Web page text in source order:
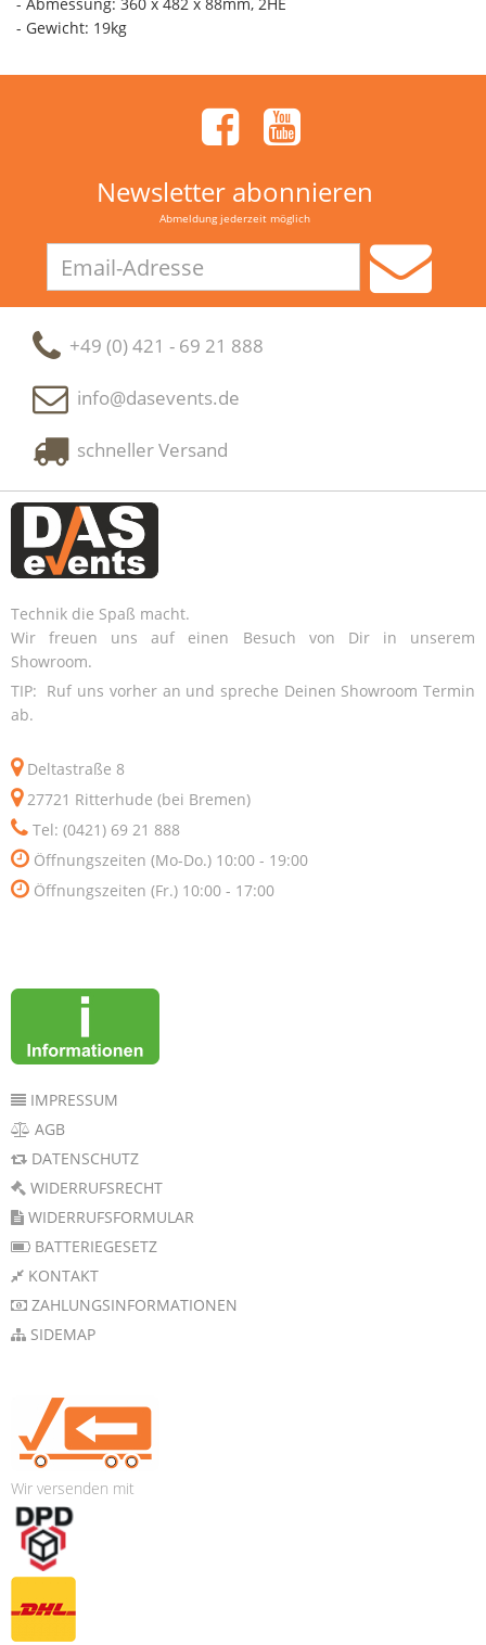
- Gewicht: 19kg
Newsletter abonnieren
Abmeldung jederzeit möglich
Adresse
+49 (0) 421 - 69 21 888
info@dasevents.de
schneller Versand
Technik die Spaß macht.
Wir freuen uns auf einen Besuch von Dir in unserem
Showroom.
TIP: Ruf uns vorher an und spreche Deinen Showroom Termin
ab.
Deltastraße 8
27721 Ritterhude (bei Bremen)
Tel: (0421) 69 21 888
Öffnungszeiten (Mo-Do.) 10:00 - 19:00
Öffnungszeiten (Fr.) 10:00 - 17:00
IMPRESSUM
AGB
DATENSCHUTZ
WIDERRUFSRECHT
WIDERRUFSFORMULAR
BATTERIEGESETZ
KONTAKT
ZAHLUNGSINFORMATIONEN
SIDEMAP
Wir versenden mit